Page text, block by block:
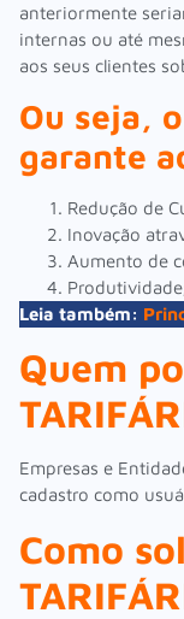
anteriormente
internas ou até
aos seus clientes
Ou seja,
garante
Redução de
Inovação
Aumento de
Leia também:
Quem
Empresas e
cadastro como
Como